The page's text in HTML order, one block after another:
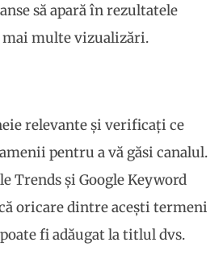
să apară în rezultatele
multe vizualizări.
relevante și verificați ce
pentru a vă găsi canalul.
Trends și Google Keyword
oricare dintre acești termeni
fi adăugat la titlul dvs.